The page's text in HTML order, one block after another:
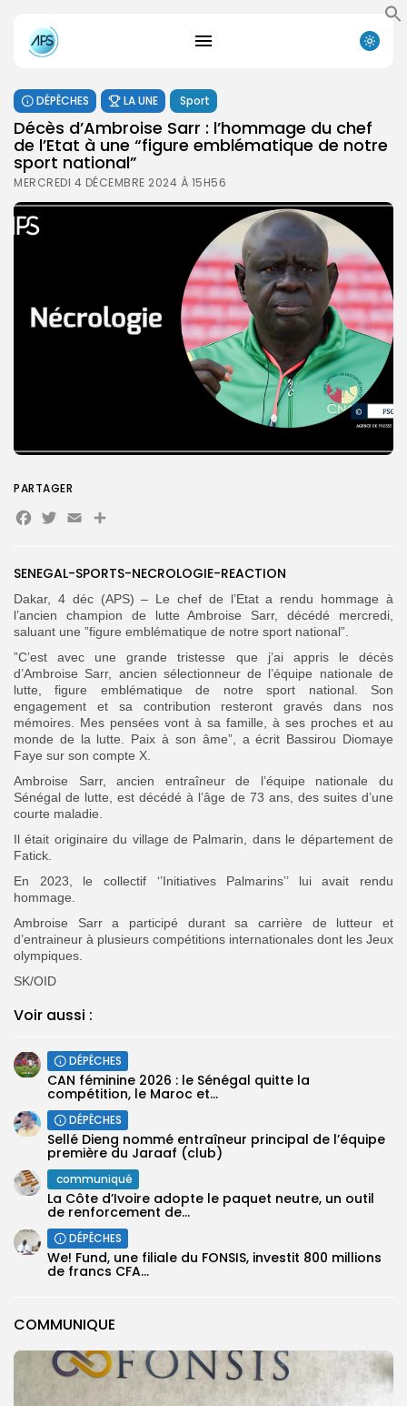
Search
for:
Search
FR
DÉPÊCHES LA UNE Sport
Décès d’Ambroise Sarr : l’hommage du chef
de l’Etat à une “figure emblématique de notre
sport national”
MERCREDI 4 DÉCEMBRE 2024 À 15H56
COMMUNIQUE
SENEGAL-SPORTS-NECROLOGIE-REACTION
Dakar, 4 déc (APS) – Le chef de l’Etat a rendu hommage à
l’ancien champion de lutte Ambroise Sarr, décédé mercredi,
saluant une ”figure emblématique de notre sport national”.
”C’est avec une grande tristesse que j’ai appris le décès
d’Ambroise Sarr, ancien sélectionneur de l’équipe nationale de
lutte, figure emblématique de notre sport national. Son
engagement et sa contribution resteront gravés dans nos
mémoires. Mes pensées vont à sa famille, à ses proches et au
monde de la lutte. Paix à son âme”, a écrit Bassirou Diomaye
Faye sur son compte X.
Ambroise Sarr, ancien entraîneur de l’équipe nationale du
Sénégal de lutte, est décédé à l’âge de 73 ans, des suites d’une
courte maladie.
Il était originaire du village de Palmarin, dans le département de
Fatick.
En 2023, le collectif ‘’Initiatives Palmarins’’ lui avait rendu
hommage.
Ambroise Sarr a participé durant sa carrière de lutteur et
d’entraineur à plusieurs compétitions internationales dont les Jeux
olympiques.
SK/OID
Voir aussi :
DÉPÊCHES
‎CAN féminine 2026 : le Sénégal quitte la
compétition, le Maroc et...
DÉPÊCHES
Sellé Dieng nommé entraîneur principal de l’équipe
première ‎du Jaraaf (club)
communiqué
La Côte d’Ivoire adopte le paquet neutre, un outil
de renforcement de...
DÉPÊCHES
We! Fund, une filiale du FONSIS, investit 800 millions
de francs CFA...
PARTAGER
Facebook
Twitter
EmailPartager